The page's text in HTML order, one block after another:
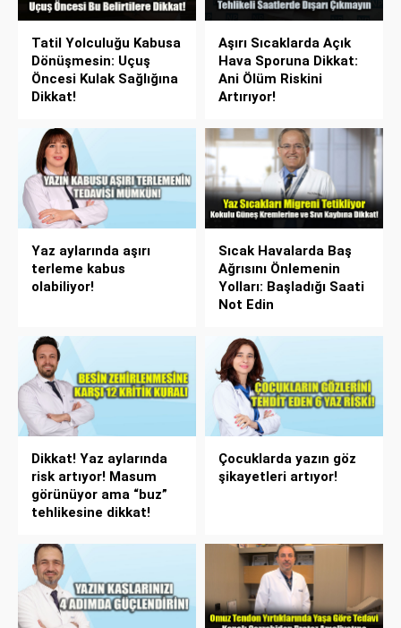
Tatil Yolculuğu Kabusa
Dönüşmesin: Uçuş
Öncesi Kulak Sağlığına
Dikkat!
Aşırı Sıcaklarda Açık
Hava Sporuna Dikkat:
Ani Ölüm Riskini
Artırıyor!
Yaz aylarında aşırı
terleme kabus
olabiliyor!
Sıcak Havalarda Baş
Ağrısını Önlemenin
Yolları: Başladığı Saati
Not Edin
Dikkat! Yaz aylarında
risk artıyor! Masum
görünüyor ama “buz”
tehlikesine dikkat!
Çocuklarda yazın göz
şikayetleri artıyor!